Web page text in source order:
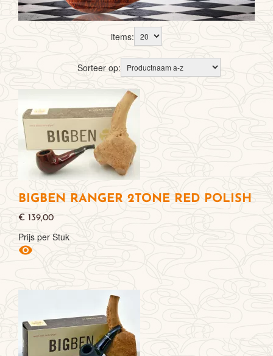
items:
Sorteer op:
BIGBEN RANGER 2TONE RED POLISH
€ 139,00
Prijs per Stuk
